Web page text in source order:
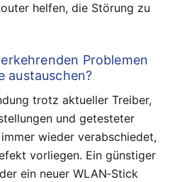
helfen, die Störung zu
Problemen
austauschen?
trotz aktueller Treiber,
und getesteter
wieder verabschiedet,
vorliegen. Ein günstiger
ein neuer WLAN‑Stick